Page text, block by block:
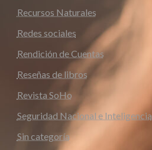
Recursos Naturales
Redes sociales
Rendición de Cuentas
Reseñas de libros
Revista SoHo
Seguridad Nacional e Inteligencia
Sin categoría